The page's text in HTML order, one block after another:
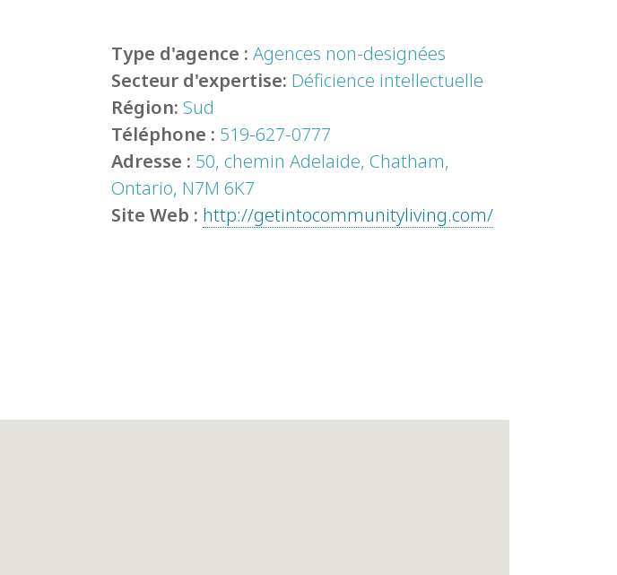
Type d'agence : Agences non-designées
Secteur d'expertise: Déficience intellectuelle
Région: Sud
Téléphone : 519-627-0777
Adresse : 50, chemin Adelaide, Chatham,
Ontario, N7M 6K7
Site Web : http://getintocommunityliving.com/